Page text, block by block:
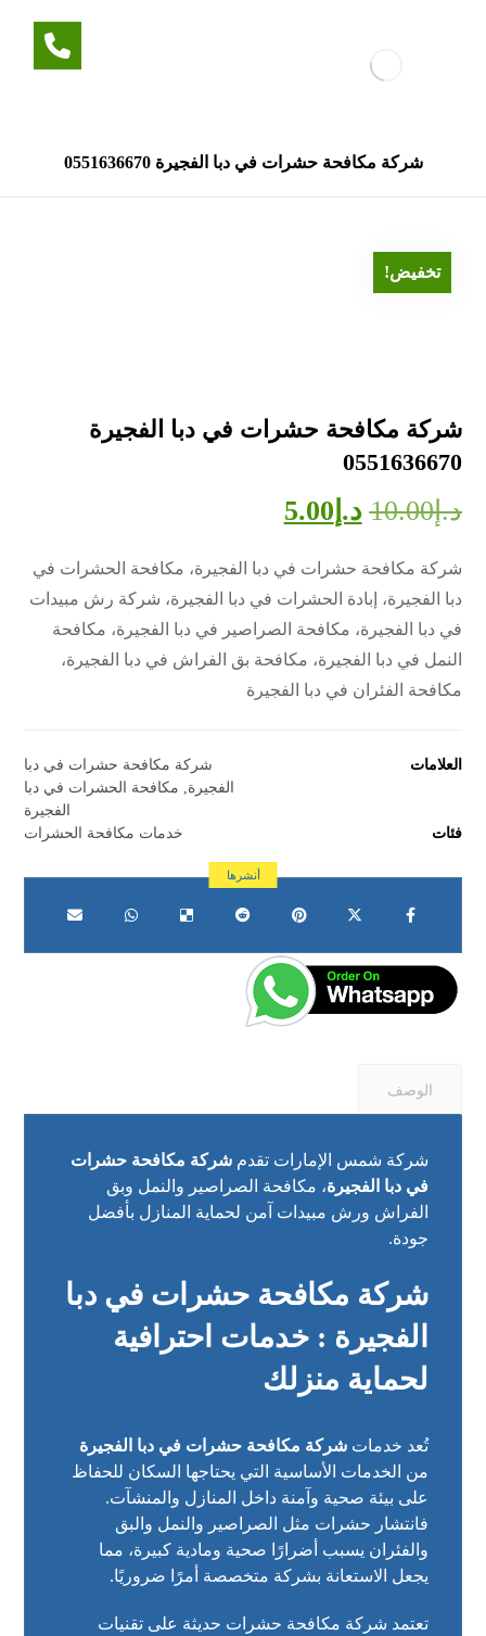
شركة مكافحة حشرات في دبا الفجيرة 0551636670
تخفيض!
شركة مكافحة حشرات في دبا الفجيرة
0551636670
د.إ10.00 د.إ 5.00
شركة مكافحة حشرات في دبا الفجيرة، مكافحة الحشرات في
دبا الفجيرة، إبادة الحشرات في دبا الفجيرة، شركة رش مبيدات
في دبا الفجيرة، مكافحة الصراصير في دبا الفجيرة، مكافحة
النمل في دبا الفجيرة، مكافحة بق الفراش في دبا الفجيرة،
مكافحة الفئران في دبا الفجيرة
العلامات
شركة مكافحة حشرات في دبا
الفجيرة, مكافحة الحشرات في دبا
الفجيرة
فئات
خدمات مكافحة الحشرات
الوصف
شركة شمس الإمارات تقدمشركة مكافحة حشرات
في دبا الفجيرة، مكافحة الصراصير والنمل وبق
الفراش ورش مبيدات آمن لحماية المنازل بأفضل
جودة.
شركة مكافحة حشرات في دبا
الفجيرة : خدمات احترافية
لحماية منزلك
تُعد خدماتشركة مكافحة حشرات في دبا الفجيرة
من الخدمات الأساسية التي يحتاجها السكان للحفاظ
على بيئة صحية وآمنة داخل المنازل والمنشآت.
فانتشار حشرات مثل الصراصير والنمل والبق
والفئران يسبب أضرارًا صحية ومادية كبيرة، مما
يجعل الاستعانة بشركة متخصصة أمرًا ضروريًا.
تعتمد شركة مكافحة حشرات حديثة على تقنيات